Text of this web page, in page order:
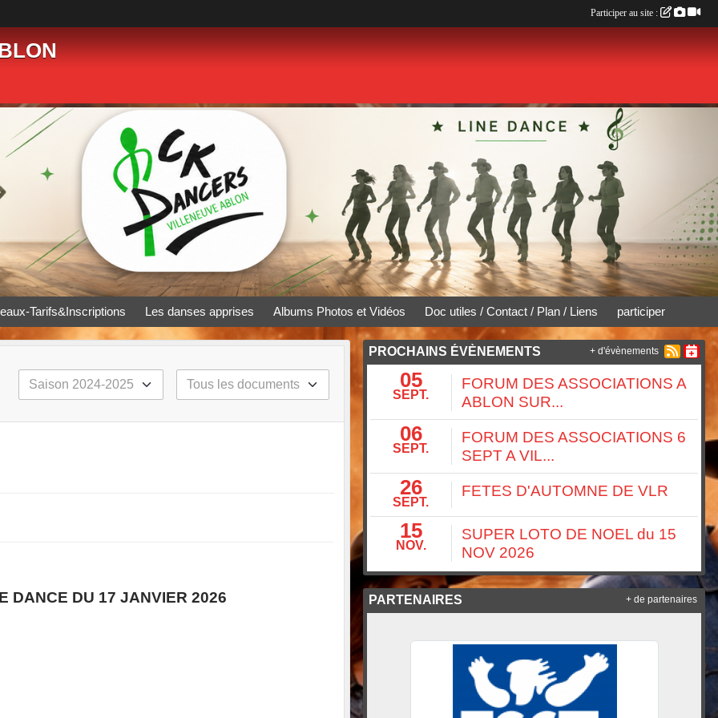
Tarifs&Inscriptions Les danses apprises Albums Photos et Vidéos Doc utiles / Contact / Plan / Liens participer
DANCE DU 17 JANVIER 2026
PROCHAINS ÉVÈNEMENTS
05
SEPT.
FORUM DES ASSOCIATIONS A
ABLON SUR...
06
SEPT.
FORUM DES ASSOCIATIONS 6
SEPT A VIL...
26
SEPT.
FETES D'AUTOMNE DE VLR
15
NOV.
SUPER LOTO DE NOEL du 15
NOV 2026
+ d'évènements
PARTENAIRES + de partenaires
Participer au site :